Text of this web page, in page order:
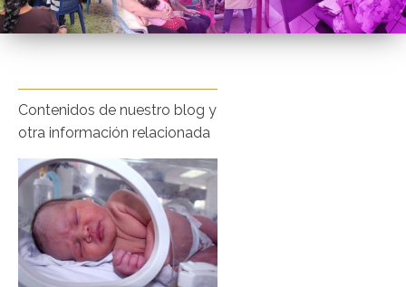
Contenidos de nuestro blog y
otra información relacionada